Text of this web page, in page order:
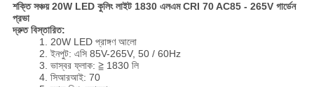
শক্তি সঞ্চয় 20W LED কুলিং লাইট 1830 এলএম CRI 70 AC85 - 265V গার্ডেন
প্রভা
দ্রুত বিস্তারিত:
1. 20W LED প্রাঙ্গণ আলো
2. ইনপুট: এসি 85V-265V, 50 / 60Hz
3. ভাস্বর ফ্লাক: ≧ 1830 লি
4. সিআরআই: 70